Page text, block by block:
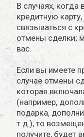
В случаях, когда
кредитную
связываться с
отмены сделки;
вас.
Если вы имеете
случае отмены
которая
(например,
подарка,
т.д.), то
получите, будет